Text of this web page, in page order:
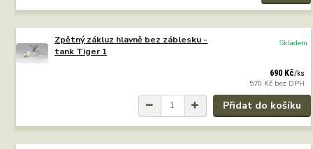
Zpětný zákluz hlavně bez záblesku -
tank Tiger 1
690 Kč/ks
570 Kč bez DPH
Skladem
Přidat do košíku